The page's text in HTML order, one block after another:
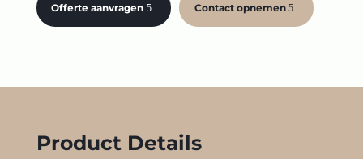
Offerte aanvragen Contact opnemen
Product Details